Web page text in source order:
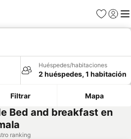
Favoritos
Iniciar
Huéspedes/habitaciones
2 huéspedes, 1 habitación
Filtrar Mapa
Bed and breakfast en
ranking